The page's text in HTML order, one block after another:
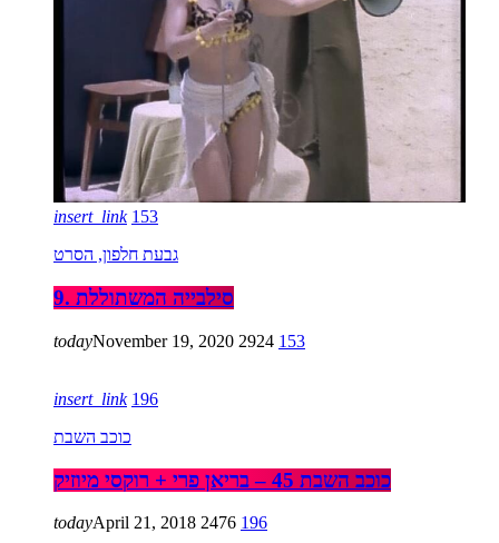
insert_link 153
גבעת חלפון, הסרט
9. סילבייה המשתוללת
todayNovember 19, 2020 2924 153
insert_link 196
כוכב השבת
כוכב השבת 45 – בריאן פרי + רוקסי מיוזיק
todayApril 21, 2018 2476 196